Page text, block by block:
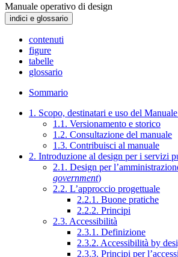
Manuale operativo di design
indici e glossario
contenuti
figure
tabelle
glossario
Sommario
1. Scopo, destinatari e uso del
1.1. Versionamento e storico
1.2. Consultazione del manuale
1.3. Contribuisci al manuale
2. Introduzione al design per i servizi
2.1. Design per
government)
2.2. L’approccio progettuale
2.2.1. Buone pratiche
2.2.2. Principi
2.3. Accessibilità
2.3.1. Definizione
2.3.2. Accessibilità by
2.3.3. Principi per